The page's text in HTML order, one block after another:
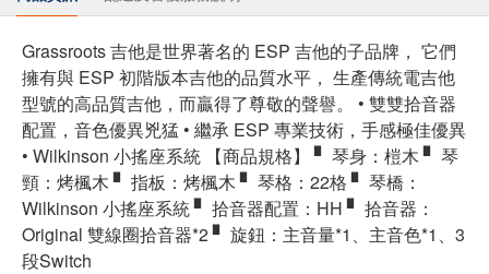
Grassroots 吉他是世界著名的 ESP 吉他的子品牌， 它們
擁有與 ESP 初階版本吉他的品質水平， 生產傳統電吉他
型號的高品質吉他，而贏得了尊敬的聲譽。 • 雙雙拾音器
配置，音色優異兇猛 • 繼承 ESP 專業技術，手感極佳優異
• Wilkinson 小搖座系統 【商品規格】 ▘ 琴身：榿木 ▘ 琴
頸：烤楓木 ▘ 指板：烤楓木 ▘ 琴格：22格 ▘ 琴橋：
Wilkinson 小搖座系統 ▘ 拾音器配置：HH ▘ 拾音器：
Original 雙線圈拾音器*2 ▘ 旋鈕：主音量*1、主音色*1、3
段Switch